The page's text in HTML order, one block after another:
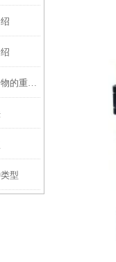
离子色谱柱：分离离子化合物的重要工具
型